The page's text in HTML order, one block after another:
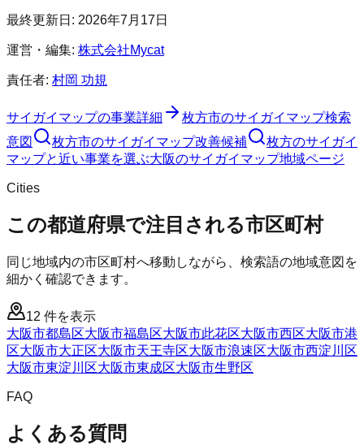
最終更新日: 2026年7月17日
運営・編集: 株式会社Mycat
責任者: 村岡 功規
サイガイマップの事業詳細 枚方市のサイガイマップ検索
意図
枚方市のサイガイマップ改善候補
枚方のサイガイ
マップと近い事業を選ぶ大阪のサイガイマップ地域ページ
Cities
この都道府県で注目される市区町村
同じ地域内の市区町村へ移動しながら、検索語の地域意図を
細かく確認できます。
12 件を表示
大阪市都島区大阪市福島区大阪市此花区大阪市西区大阪市港
区大阪市大正区大阪市天王寺区大阪市浪速区大阪市西淀川区
大阪市東淀川区大阪市東成区大阪市生野区
FAQ
よくある質問